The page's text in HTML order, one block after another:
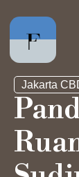
Jakarta